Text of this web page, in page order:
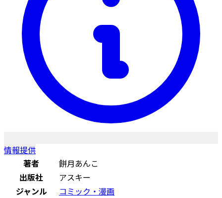
情報提供
著者
餅月あんこ
出版社
アスキー
ジャンル
コミック・漫画